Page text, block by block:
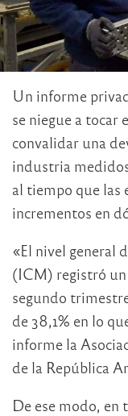
Un informe
se niegue a tocar
convalidar una
industria
al tiempo que las
incrementos en
«El nivel general
(ICM) registró un
segundo
de 38,1% en lo
informe la
de la República
De ese modo, en